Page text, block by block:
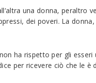
una donna, peraltro
dei poveri. La
ha rispetto per gli esseri
per ricevere ciò che le è